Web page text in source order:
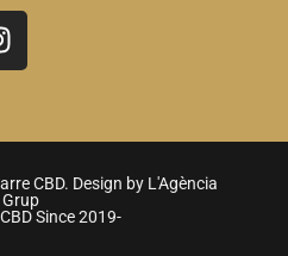
CBD. Design by L'Agència
Grup
Since 2019-